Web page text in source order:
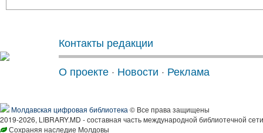
Контакты редакции
О проекте · Новости · Реклама
Молдавская цифровая библиотека © Все права защищены
2019-2026, LIBRARY.MD - составная часть международной библиотечной
Сохраняя наследие Молдовы